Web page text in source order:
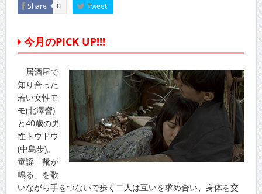
CINEMA×STYLE 285号
Share 0 Tweet
今月のPICK UP!!!
居酒屋で
知り合った
若い女性モ
モ(北澤響)
と40歳の男
性トウドウ
(中島歩)。
童謡「靴が
鳴る」を歌
いながら手をつないで歩く二人は互いを求め合い、身体を交